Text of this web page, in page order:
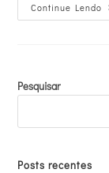
Continue Lendo
Pesquisar
Posts recentes